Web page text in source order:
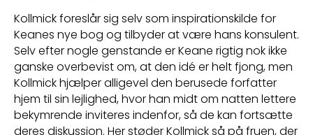
Kollmick foreslår sig selv som inspirationskilde for
Keanes nye bog og tilbyder at være hans konsulent.
Selv efter nogle genstande er Keane rigtig nok ikke
ganske overbevist om, at den idé er helt fjong, men
Kollmick hjælper alligevel den berusede forfatter
hjem til sin lejlighed, hvor han midt om natten lettere
bekymrende inviteres indenfor, så de kan fortsætte
deres diskussion. Her støder Kollmick så på fruen, der